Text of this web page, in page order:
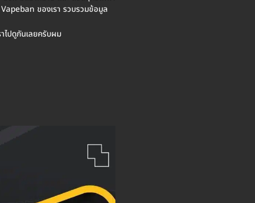
Vapeban ของเรา รวบรวมข้อมูล
ไปดูกันเลยครับผม